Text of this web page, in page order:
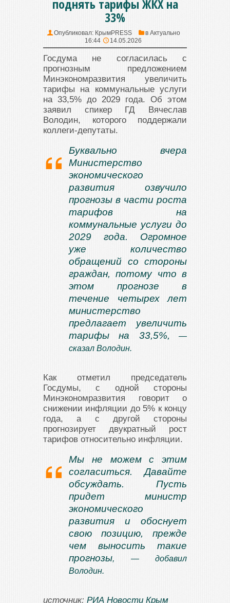
поднять тарифы ЖКХ на
33%
Опубликовал: КрымPRESS в Актуально
16:44
14.05.2026
Госдума не согласилась с
прогнозным предложением
Минэкономразвития увеличить
тарифы на коммунальные услуги
на 33,5% до 2029 года. Об этом
заявил спикер ГД Вячеслав
Володин, которого поддержали
коллеги-депутаты.
Буквально вчера
Министерство
экономического
развития озвучило
прогнозы в части роста
тарифов на
коммунальные услуги до
2029 года. Огромное
уже количество
обращений со стороны
граждан, потому что в
этом прогнозе в
течение четырех лет
министерство
предлагает увеличить
тарифы на 33,5%, —
сказал Володин.
Как отметил председатель
Госдумы, с одной стороны
Минэкономразвития говорит о
снижении инфляции до 5% к концу
года, а с другой стороны
прогнозирует двукратный рост
тарифов относительно инфляции.
Мы не можем с этим
согласиться. Давайте
обсуждать. Пусть
придет министр
экономического
развития и обоснует
свою позицию, прежде
чем выносить такие
прогнозы, — добавил
Володин.
источник: РИА Новости Крым